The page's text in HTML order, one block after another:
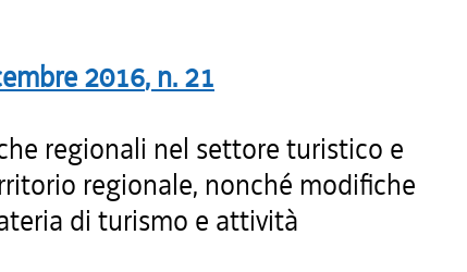
2016, n. 21
regionali nel settore turistico e
regionale, nonché modifiche
di turismo e attività